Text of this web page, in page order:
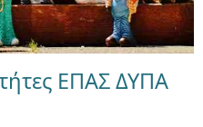
ΕΠΑΣ ΔΥΠΑ